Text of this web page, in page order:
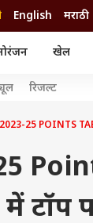
English मराठी
खेल
बॉलीवुड
रीजनल सिनेमा
ओटीटी
ट्रेंडिंग
रिजल्ट
25 POINTS
टॉप